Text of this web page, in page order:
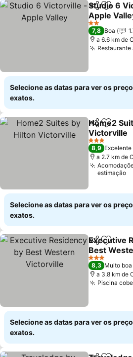
Partilhar
Studio 6
Apple
Ver preços
2 Estrelas
7,8 Boa
a 6.6 km de
Selecione as datas para ver os
exatos.
Partilhar
Home2
Victorville
Ver preços
3 Estrelas
8,9 Excelente
a 2.7 km de
estimação
Selecione as datas para ver os
exatos.
Partilhar
Executive
Best
Ver preços
3 Estrelas
8,3 Muito boa
a 3.8 km de
Piscina
Selecione as datas para ver os
exatos.